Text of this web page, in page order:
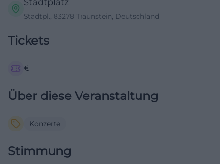
Stadtplatz
Stadtpl., 83278 Traunstein, Deutschland
Tickets
€
Über diese Veranstaltung
Konzerte
Stimmung